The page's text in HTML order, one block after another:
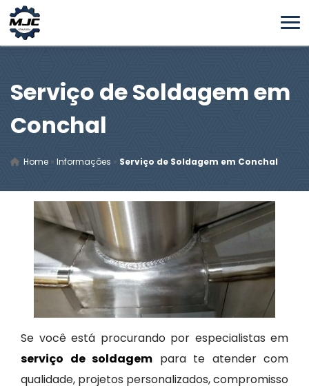
Serviço de Soldagem em
Conchal
Home » Informações » Serviço de Soldagem em Conchal
Se você está procurando por especialistas em
serviço de soldagem para te atender com
qualidade, projetos personalizados, compromisso